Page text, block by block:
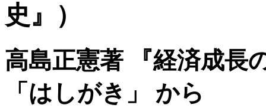
史』）
高島正憲著 『経済成長
「はしがき」 から